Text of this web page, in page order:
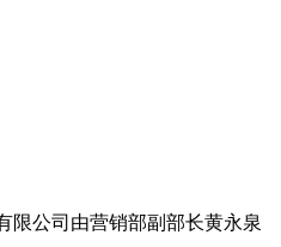
公司由营销部副部长黄永泉